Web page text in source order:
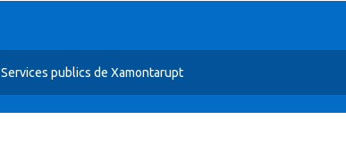
Services publics de Xamontarupt